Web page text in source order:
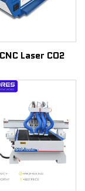
Laser CO2